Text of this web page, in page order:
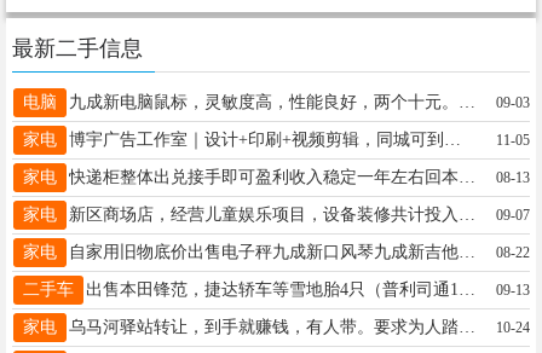
最新二手信息
电脑 09-03
家电 11-05
家电 08-13
家电 09-07
家电 自家用旧物底价出售电子秤九成新口风琴九成新吉他七成新旱冰鞋42码中考考试专用鞋穿衣镜自取陈13349389652 08-22
二手车 09-13
家电 乌马河驿站转让，到手就赚钱，有人带。要求为人踏实肯干，手脚麻利。驿站成熟，不用爬楼，入柜即可，室内监控设备齐全，适合夫妻俩小投资创业。寇先生13845848481 10-24